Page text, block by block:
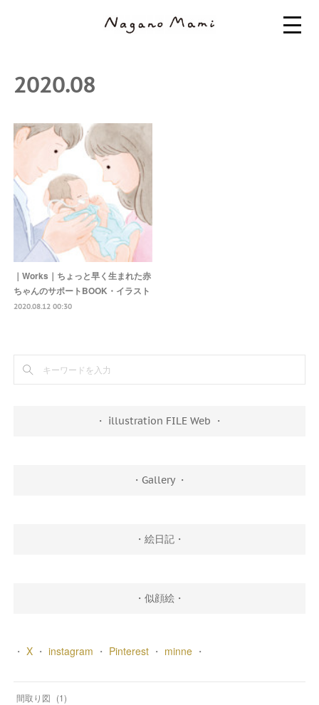
2020.08
｜Works｜ちょっと早く生まれた赤
ちゃんのサポートBOOK・イラスト
2020.08.12 00:30
・ illustration FILE Web ・
・Gallery ・
・絵日記・
・似顔絵・
・ X・ instagram ・ Pinterest・ minne・
間取り図 (1)